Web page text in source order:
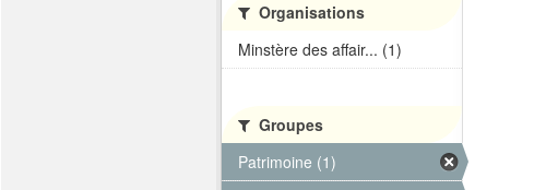
Organisations
Minstère des affair... (1)
Groupes
Patrimoine (1)